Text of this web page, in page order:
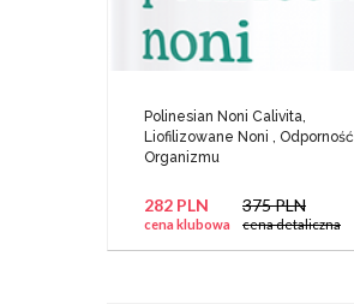
Polinesian Noni Calivita,
Liofilizowane Noni , Odporność
Organizmu
282 PLN
cena klubowa
375 PLN
cena detaliczna